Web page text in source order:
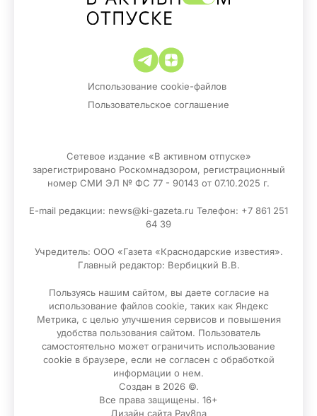
Использование cookie-файлов
Пользовательское соглашение
Сетевое издание «В активном отпуске»
зарегистрировано Роскомнадзором, регистрационный
номер СМИ ЭЛ № ФС 77 - 90143 от 07.10.2025 г.
E-mail редакции: news@ki-gazeta.ru Телефон: +7 861 251
64 39
Учредитель: ООО «Газета «Краснодарские известия».
Главный редактор: Вербицкий В.В.
Пользуясь нашим сайтом, вы даете согласие на
использование файлов сооkіе, таких как Яндекс
Метрика, с целью улучшения сервисов и повышения
удобства пользования сайтом. Пользователь
самостоятельно может ограничить использование
сооkіе в браузере, если не согласен с обработкой
информации о нем.
Создан в 2026 ©.
Все права защищены. 16+
Дизайн сайта Pav8na